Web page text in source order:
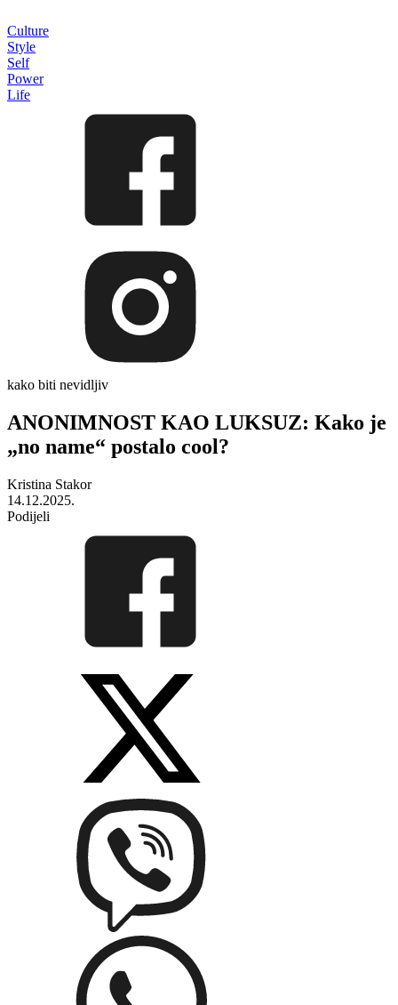
Culture
Style
Self
Power
Life
kako biti nevidljiv
ANONIMNOST KAO LUKSUZ: Kako je
„no name“ postalo cool?
Kristina Stakor
14.12.2025.
Podijeli